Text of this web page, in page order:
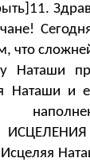
что
Наташи
Наташи и